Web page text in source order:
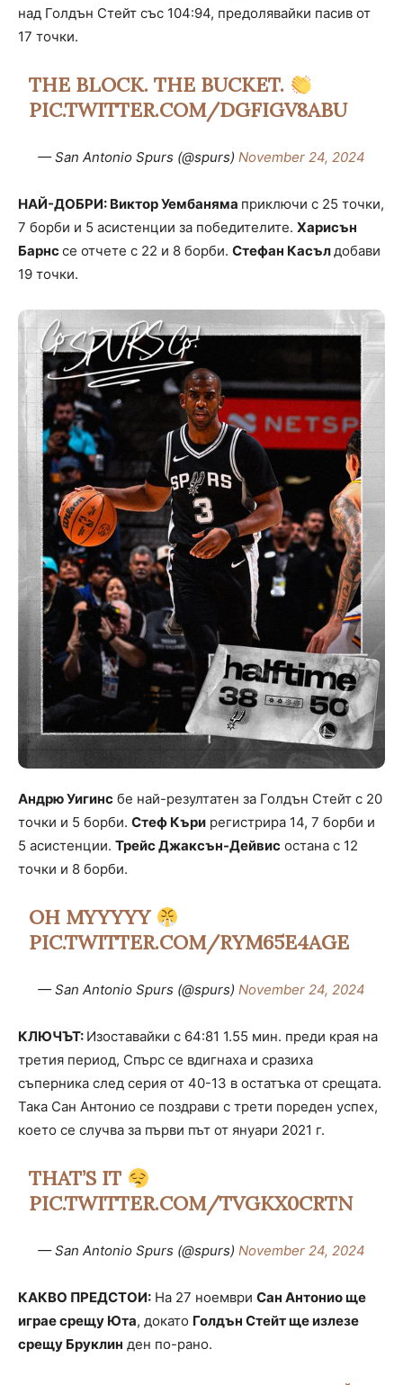
над Голдън Стейт със 104:94, предолявайки пасив от
17 точки.
THE BLOCK. THE BUCKET.
PIC.TWITTER.COM/DGFIGV8ABU
— San Antonio Spurs (@spurs) November 24, 2024
НАЙ-ДОБРИ: Виктор Уембаняма приключи с 25 точки,
7 борби и 5 асистенции за победителите. Харисън
Барнссе отчете с 22 и 8 борби. Стефан Касълдобави
19 точки.
Андрю Уигинс бе най-резултатен за Голдън Стейт с 20
точки и 5 борби. Стеф Къри регистрира 14, 7 борби и
5 асистенции. Трейс Джаксън-Дейвис остана с 12
точки и 8 борби.
OH MYYYYY
PIC.TWITTER.COM/RYM65E4AGE
— San Antonio Spurs (@spurs) November 24, 2024
КЛЮЧЪТ: Изоставайки с 64:81 1.55 мин. преди края на
третия период, Спърс се вдигнаха и сразиха
съперника след серия от 40-13 в остатъка от срещата.
Така Сан Антонио се поздрави с трети пореден успех,
което се случва за първи път от януари 2021 г.
THAT’S IT
PIC.TWITTER.COM/TVGKX0CRTN
— San Antonio Spurs (@spurs) November 24, 2024
КАКВО ПРЕДСТОИ: На 27 ноември Сан Антонио ще
играе срещу Юта, докато Голдън Стейт ще излезе
срещу Бруклин ден по-рано.